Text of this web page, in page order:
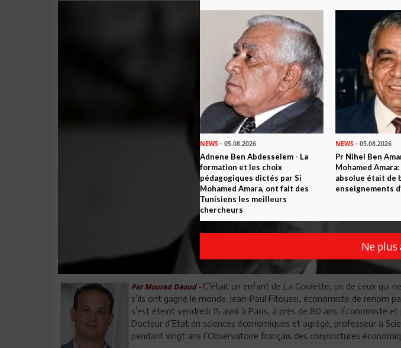
Par Mourad Daoud -C’était un enfant de La Goulette, un de ceux qui
s’ils ont gagné le monde. Jean-Paul Fitoussi, économiste de renom
s’est éteint vendredi 15 avril à Paris, à près de 80 ans. Économiste
Docteur d’Etat en sciences économiques et agrégé, professeur à
pendant vingt ans l’Observatoire français des conjonctures
NEWS - 05.08.2026
Adnene Ben Abdesselem - La
formation et les choix
pédagogiques dictés par Si
Mohamed Amara, ont fait des
Tunisiens les meilleurs
chercheurs
NEWS - 05.08.2026
Pr Nihel Ben
Mohamed
absolue était de
enseignements
Ne plus